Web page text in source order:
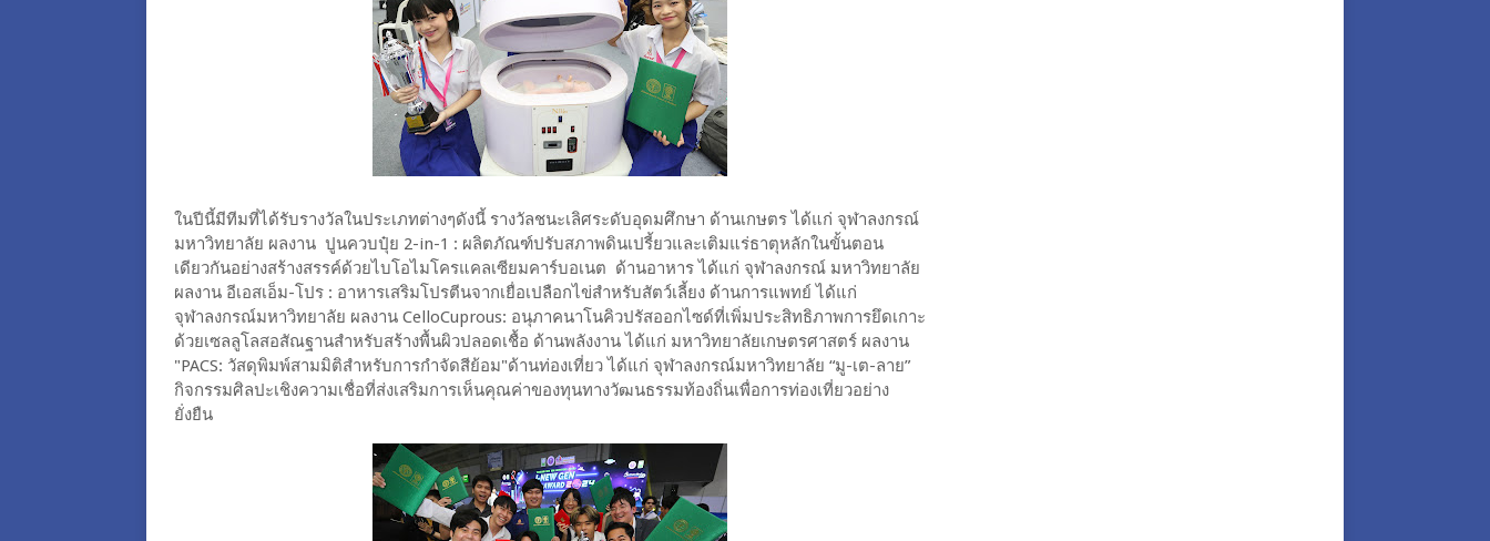
ในปีนี้มีทีมที่ได้รับรางวัลในประเภทต่างๆดังนี้ รางวัลชนะเลิศระดับอุดมศึกษา ด้านเกษตร ได้แก่ จุฬาลงกรณ์
มหาวิทยาลัย ผลงาน ปูนควบปุ๋ย 2-in-1 : ผลิตภัณฑ์ปรับสภาพดินเปรี้ยวและเติมแร่ธาตุหลักในขั้นตอน
เดียวกันอย่างสร้างสรรค์ด้วยไบโอไมโครแคลเซียมคาร์บอเนต ด้านอาหาร ได้แก่ จุฬาลงกรณ์ มหาวิทยาลัย
ผลงาน อีเอสเอ็ม-โปร : อาหารเสริมโปรตีนจากเยื่อเปลือกไข่สำหรับสัตว์เลี้ยง ด้านการแพทย์ ได้แก่
จุฬาลงกรณ์มหาวิทยาลัย ผลงาน CelloCuprous: อนุภาคนาโนคิวปรัสออกไซด์ที่เพิ่มประสิทธิภาพการยึดเกาะ
ด้วยเซลลูโลสอสัณฐานสำหรับสร้างพื้นผิวปลอดเชื้อ ด้านพลังงาน ได้แก่ มหาวิทยาลัยเกษตรศาสตร์ ผลงาน
"PACS: วัสดุพิมพ์สามมิติสำหรับการกำจัดสีย้อม"ด้านท่องเที่ยว ได้แก่ จุฬาลงกรณ์มหาวิทยาลัย “มู-เต-ลาย”
กิจกรรมศิลปะเชิงความเชื่อที่ส่งเสริมการเห็นคุณค่าของทุนทางวัฒนธรรมท้องถิ่นเพื่อการท่องเที่ยวอย่าง
ยั่งยืน